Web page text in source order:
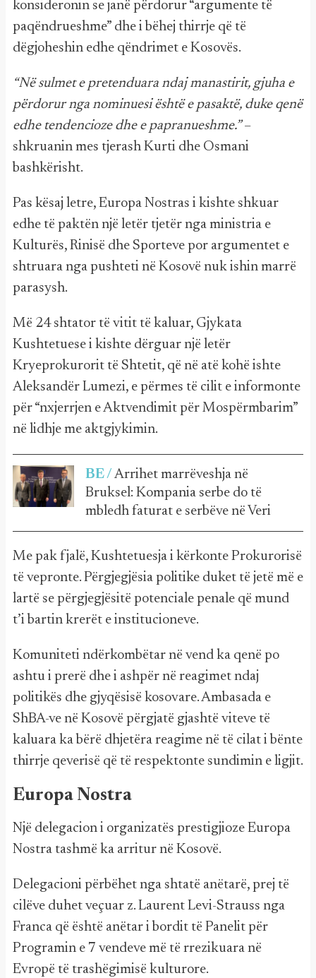
konsideronin se janë përdorur “argumente të
paqëndrueshme” dhe i bëhej thirrje që të
dëgjoheshin edhe qëndrimet e Kosovës.
“Në sulmet e pretenduara ndaj manastirit, gjuha e
përdorur nga nominuesi është e pasaktë, duke qenë
edhe tendencioze dhe e papranueshme.”–
shkruanin mes tjerash Kurti dhe Osmani
bashkërisht.
Pas kësaj letre, Europa Nostras i kishte shkuar
edhe të paktën një letër tjetër nga ministria e
Kulturës, Rinisë dhe Sporteve por argumentet e
shtruara nga pushteti në Kosovë nuk ishin marrë
parasysh.
Më 24 shtator të vitit të kaluar, Gjykata
Kushtetuese i kishte dërguar një letër
Kryeprokurorit të Shtetit, që në atë kohë ishte
Aleksandër Lumezi, e përmes të cilit e informonte
për “nxjerrjen e Aktvendimit për Mospërmbarim”
në lidhje me aktgjykimin.
BE / Arrihet marrëveshja në
Bruksel: Kompania serbe do të
mbledh faturat e serbëve në Veri
Me pak fjalë, Kushtetuesja i kërkonte Prokurorisë
të vepronte. Përgjegjësia politike duket të jetë më e
lartë se përgjegjësitë potenciale penale që mund
t’i bartin krerët e institucioneve.
Komuniteti ndërkombëtar në vend ka qenë po
ashtu i prerë dhe i ashpër në reagimet ndaj
politikës dhe gjyqësisë kosovare. Ambasada e
ShBA-ve në Kosovë përgjatë gjashtë viteve të
kaluara ka bërë dhjetëra reagime në të cilat i bënte
thirrje qeverisë që të respektonte sundimin e ligjit.
Europa Nostra
Një delegacion i organizatës prestigjioze Europa
Nostra tashmë ka arritur në Kosovë.
Delegacioni përbëhet nga shtatë anëtarë, prej të
cilëve duhet veçuar z. Laurent Levi-Strauss nga
Franca që është anëtar i bordit të Panelit për
Programin e 7 vendeve më të rrezikuara në
Evropë të trashëgimisë kulturore.